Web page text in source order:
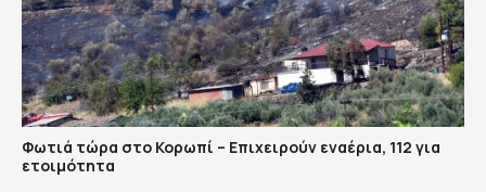
Φωτιά τώρα στο Κορωπί – Επιχειρούν εναέρια, 112 για
ετοιμότητα